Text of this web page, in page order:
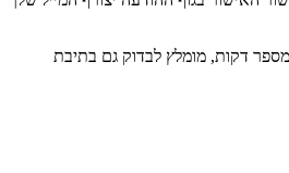
דקות, מומלץ לבדוק גם בתיבת